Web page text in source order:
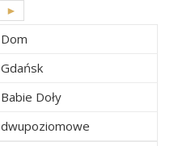
►
Dom
Gdańsk
Babie Doły
dwupoziomowe